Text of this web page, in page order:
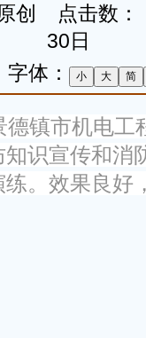
创 点击数：
30日
字体：
德镇市机电工
识宣传和消
。效果良好